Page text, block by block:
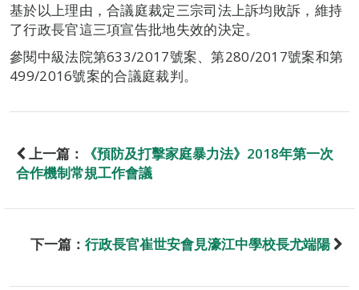
基於以上理由，合議庭裁定三宗司法上訴均敗訴，維持
了行政長官這三項宣告批地失效的決定。
參閱中級法院第633/2017號案、第280/2017號案和第
499/2016號案的合議庭裁判。
上一篇：
《預防及打擊家庭暴力法》2018年第一次
合作機制常規工作會議
下一篇： 行政長官崔世安會見濠江中學校長尤端陽